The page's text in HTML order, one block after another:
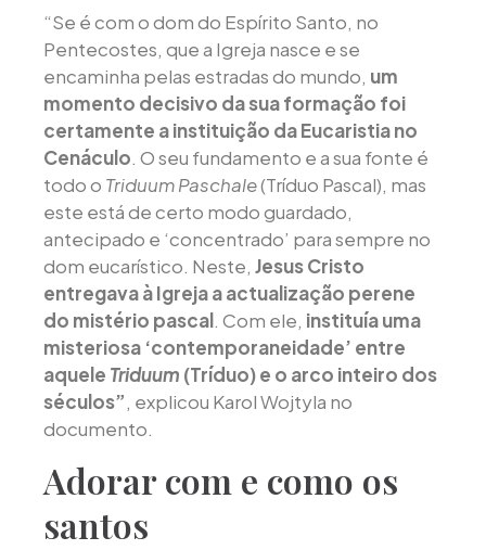
“Se é com o dom do Espírito Santo, no
Pentecostes, que a Igreja nasce e se
encaminha pelas estradas do mundo, um
momento decisivo da sua formação foi
certamente a instituição da Eucaristia no
Cenáculo. O seu fundamento e a sua fonte é
todo o Triduum Paschale(Tríduo Pascal), mas
este está de certo modo guardado,
antecipado e ‘concentrado’ para sempre no
dom eucarístico. Neste, Jesus Cristo
entregava à Igreja a actualização perene
do mistério pascal. Com ele, instituía uma
misteriosa ‘contemporaneidade’ entre
aquele Triduum (Tríduo) e o arco inteiro dos
séculos”, explicou Karol Wojtyla no
documento.
Adorar com e como os
santos